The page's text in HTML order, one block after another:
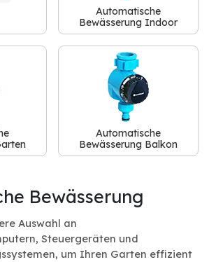
Automatische
Bewässerung Indoor
Automatische
Bewässerung Balkon
Bewässerung
Auswahl an
Steuergeräten und
um Ihren Garten effizient